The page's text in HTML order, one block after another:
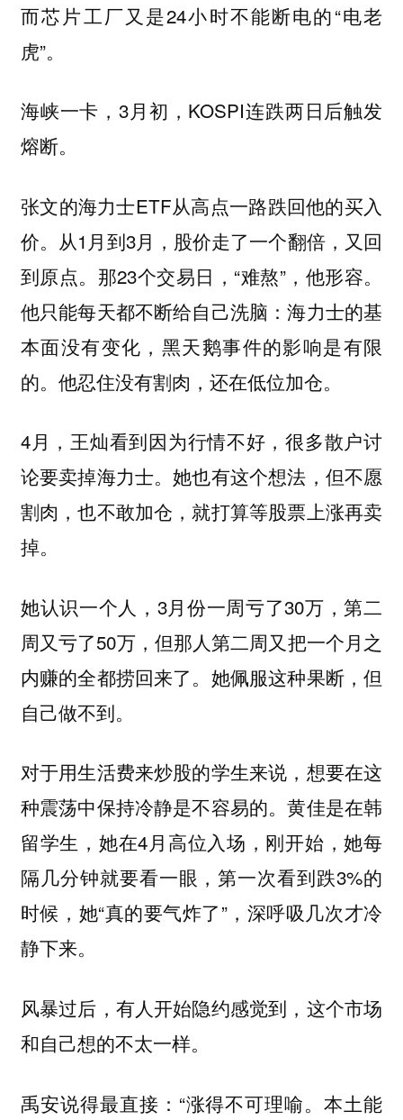
而芯片工厂又是24小时不能断电的“电老
虎”。
海峡一卡，3月初，KOSPI连跌两日后触发
熔断。
张文的海力士ETF从高点一路跌回他的买入
价。从1月到3月，股价走了一个翻倍，又回
到原点。那23个交易日，“难熬”，他形容。
他只能每天都不断给自己洗脑：海力士的基
本面没有变化，黑天鹅事件的影响是有限
的。他忍住没有割肉，还在低位加仓。
4月，王灿看到因为行情不好，很多散户讨
论要卖掉海力士。她也有这个想法，但不愿
割肉，也不敢加仓，就打算等股票上涨再卖
掉。
她认识一个人，3月份一周亏了30万，第二
周又亏了50万，但那人第二周又把一个月之
内赚的全都捞回来了。她佩服这种果断，但
自己做不到。
对于用生活费来炒股的学生来说，想要在这
种震荡中保持冷静是不容易的。黄佳是在韩
留学生，她在4月高位入场，刚开始，她每
隔几分钟就要看一眼，第一次看到跌3%的
时候，她“真的要气炸了”，深呼吸几次才冷
静下来。
风暴过后，有人开始隐约感觉到，这个市场
和自己想的不太一样。
禹安说得最直接：“涨得不可理喻。本土能